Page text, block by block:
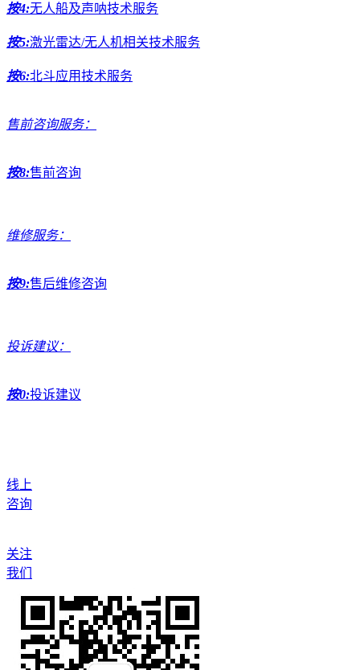
按4:无人船及声呐技术服务
按5:激光雷达/无人机相关技术服务
按6:北斗应用技术服务
售前咨询服务：
按8:售前咨询
维修服务：
按9:售后维修咨询
投诉建议：
按0:投诉建议
线上
咨询
关注
我们